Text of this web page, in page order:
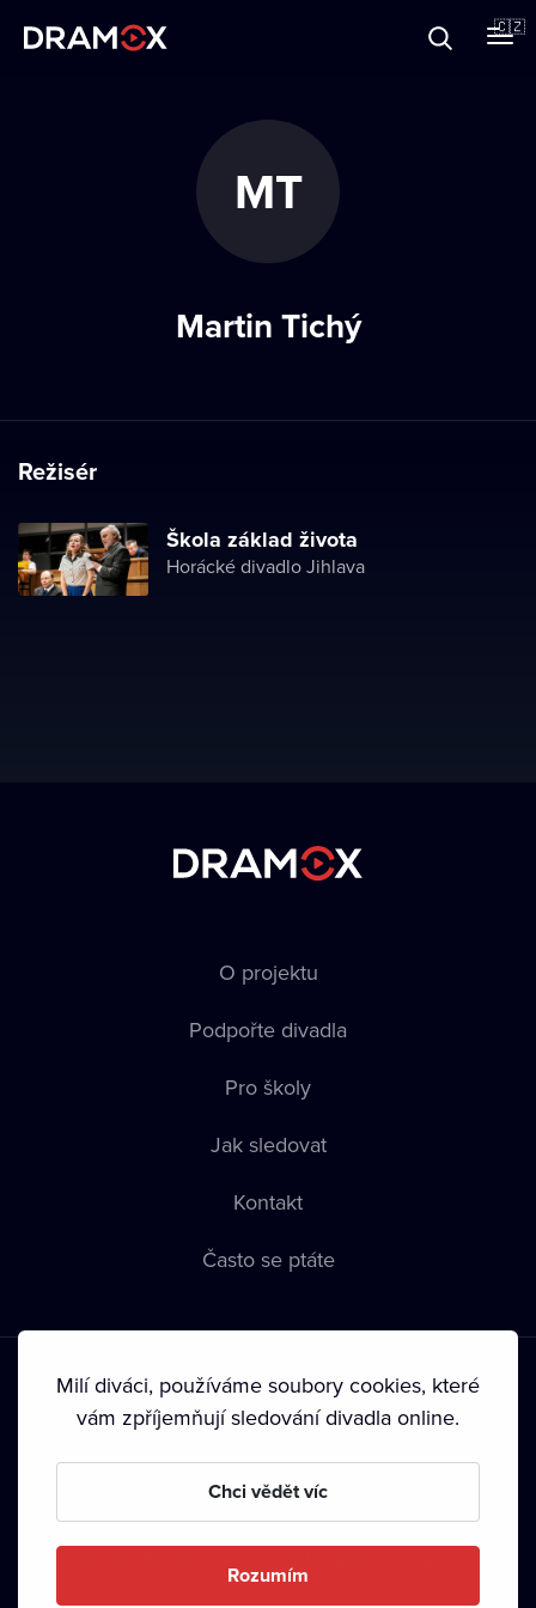
🇨🇿
MT
Martin Tichý
Režisér
Škola základ života
Horácké divadlo Jihlava
O projektu
Podpořte divadla
Pro školy
Jak sledovat
Kontakt
Často se ptáte
Podmínky používání • Ochrana soukromí • Zásady používání
• Autorská práva•
Milí diváci, používáme soubory cookies, které
vám zpříjemňují sledování divadla online.
Chci vědět víc
Rozumím